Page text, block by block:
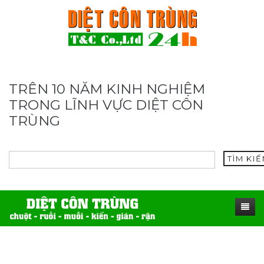
TRÊN 10 NĂM KINH NGHIỆM
TRONG LĨNH VỰC DIỆT CÔN
TRÙNG
TÌM